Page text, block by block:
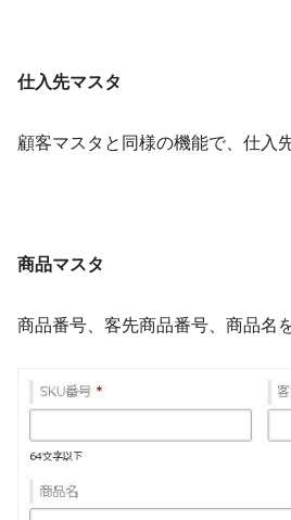
仕入先マスタ
顧客マスタと同様の機能で、仕入
商品マスタ
商品番号、客先商品番号、商品名